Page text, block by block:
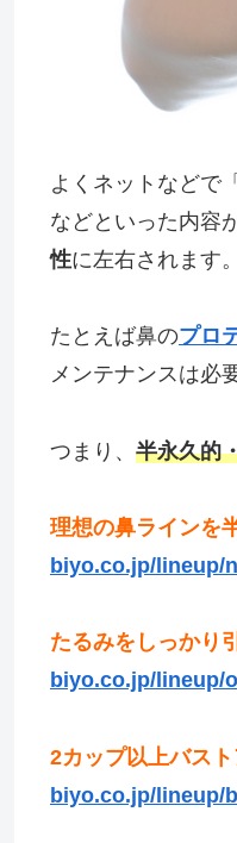
よくネットなどで
などといった内容
性に左右されます。
たとえば鼻のプロ
メンテナンスは必
つまり、 半永久的
理想の鼻ラインを
biyo.co.jp/lineup/
たるみをしっかり
biyo.co.jp/lineup/
2カップ以上バスト
biyo.co.jp/lineup/